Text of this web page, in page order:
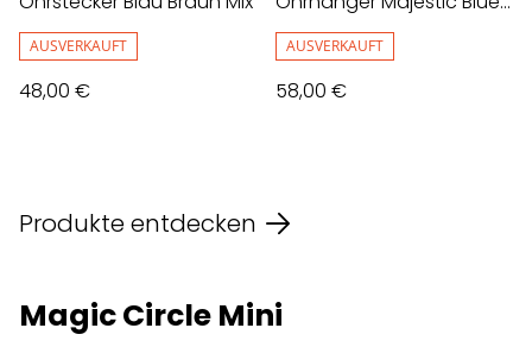
AUSVERKAUFT
48,00 €
AUSVERKAUFT
58,00 €
Produkte entdecken
Magic Circle Mini